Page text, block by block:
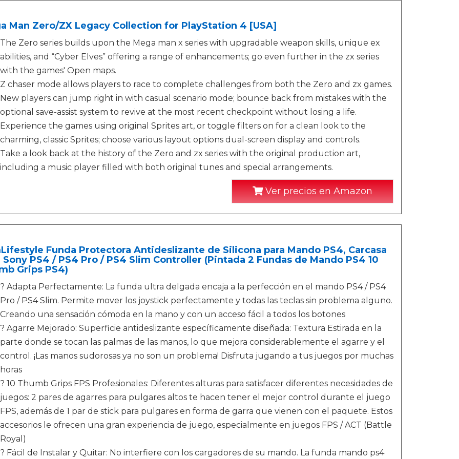
Man Zero/ZX Legacy Collection for PlayStation 4 [USA]
The Zero series builds upon the Mega man x series with upgradable weapon skills, unique ex
abilities, and “Cyber Elves” offering a range of enhancements; go even further in the zx series
with the games' Open maps.
Z chaser mode allows players to race to complete challenges from both the Zero and zx games.
New players can jump right in with casual scenario mode; bounce back from mistakes with the
optional save-assist system to revive at the most recent checkpoint without losing a life.
Experience the games using original Sprites art, or toggle filters on for a clean look to the
charming, classic Sprites; choose various layout options dual-screen display and controls.
Take a look back at the history of the Zero and zx series with the original production art,
including a music player filled with both original tunes and special arrangements.
Ver precios en Amazon
Funda Protectora Antideslizante de Silicona para Mando PS4, Carcasa
Sony PS4 / PS4 Pro / PS4 Slim Controller (Pintada 2 Fundas de Mando PS4 10
Grips PS4)
? Adapta Perfectamente: La funda ultra delgada encaja a la perfección en el mando PS4 / PS4
Pro / PS4 Slim. Permite mover los joystick perfectamente y todas las teclas sin problema alguno.
Creando una sensación cómoda en la mano y con un acceso fácil a todos los botones
? Agarre Mejorado: Superficie antideslizante específicamente diseñada: Textura Estirada en la
parte donde se tocan las palmas de las manos, lo que mejora considerablemente el agarre y el
control. ¡Las manos sudorosas ya no son un problema! Disfruta jugando a tus juegos por muchas
horas
? 10 Thumb Grips FPS Profesionales: Diferentes alturas para satisfacer diferentes necesidades de
juegos: 2 pares de agarres para pulgares altos te hacen tener el mejor control durante el juego
FPS, además de 1 par de stick para pulgares en forma de garra que vienen con el paquete. Estos
accesorios le ofrecen una gran experiencia de juego, especialmente en juegos FPS / ACT (Battle
Royal)
? Fácil de Instalar y Quitar: No interfiere con los cargadores de su mando. La funda mando ps4